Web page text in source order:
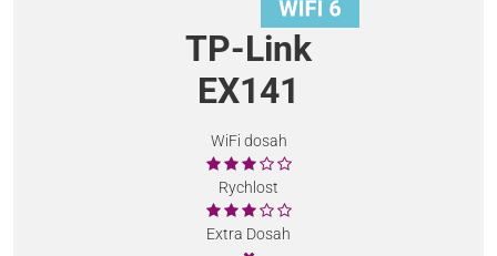
TP-Link
EX141
WiFi dosah
Rychlost
Extra Dosah